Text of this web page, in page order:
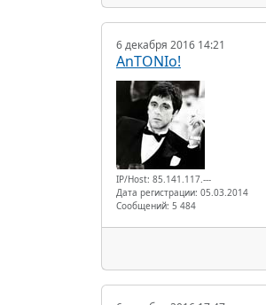
6 декабря 2016 14:21
AnTONIo!
IP/Host: 85.141.117.---
Дата регистрации: 05.03.2014
Сообщений: 5 484